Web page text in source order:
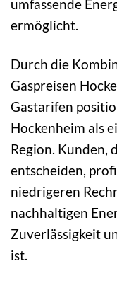
umfassende
ermöglicht.
Durch die
Gaspreisen
Gastarifen
Hockenheim als
Region. Kunden,
entscheiden,
niedrigeren
nachhaltigen
Zuverlässigkeit
ist.